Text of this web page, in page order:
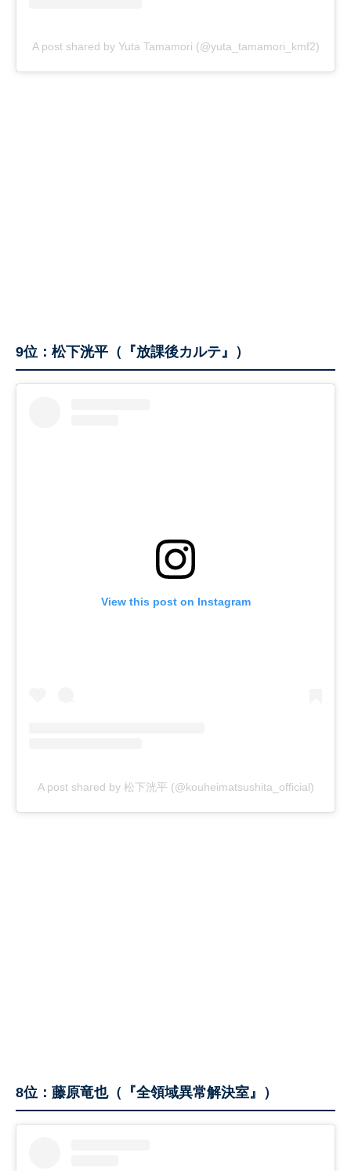
A post shared by Yuta Tamamori (@yuta_tamamori_kmf2)
9位：松下洸平（『放課後カルテ』）
View this post on Instagram
A post shared by 松下洸平 (@kouheimatsushita_official)
8位：藤原竜也（『全領域異常解決室』）